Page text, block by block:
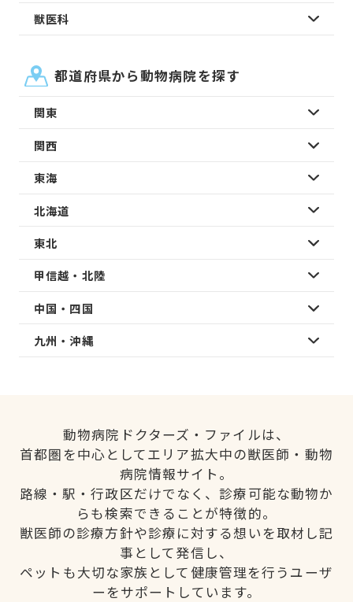
獣医科
都道府県から動物病院を探す
関東
関西
東海
北海道
東北
甲信越・北陸
中国・四国
九州・沖縄
動物病院ドクターズ・ファイルは、
首都圏を中心としてエリア拡大中の獣医師・動物
病院情報サイト。
路線・駅・行政区だけでなく、診療可能な動物か
らも検索できることが特徴的。
獣医師の診療方針や診療に対する想いを取材し記
事として発信し、
ペットも大切な家族として健康管理を行うユーザ
ーをサポートしています。